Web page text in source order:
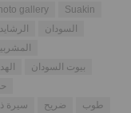
gallery
Suakin
السودان
بيوت السودان
سيرة ضريح
طوب